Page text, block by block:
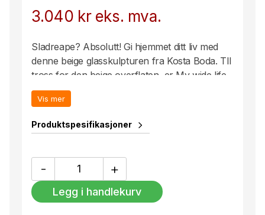
3.040 kr eks. mva.
Sladreape? Absolutt! Gi hjemmet ditt liv med
denne beige glasskulpturen fra Kosta Boda. TIl
tross for den beige overflaten, er My wide life
Gabba Gabba hey fortsatt reflekterende i all
sin prakt. Den er håndlaget i Kosta. Design av
Vis mer
Produktspesifikasjoner
-
wide
life
Gabba
+
Legg i handlekurv